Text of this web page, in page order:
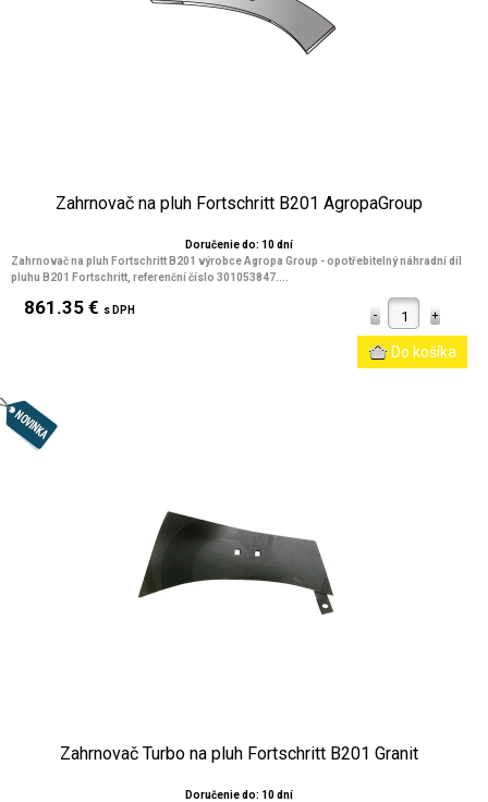
Zahrnovač na pluh Fortschritt B201 AgropaGroup
Doručenie do: 10 dní
Zahrnovač na pluh Fortschritt B201 výrobce Agropa Group - opotřebitelný náhradní díl
pluhu B201 Fortschritt, referenční číslo 301053847....
861.35 € s DPH
Zahrnovač Turbo na pluh Fortschritt B201 Granit
Doručenie do: 10 dní